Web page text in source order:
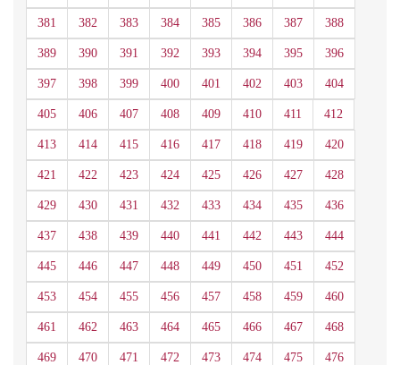
381 382 383 384 385 386 387 388
389 390 391 392 393 394 395 396
397 398 399 400 401 402 403 404
405 406 407 408 409 410 411 412
413 414 415 416 417 418 419 420
421 422 423 424 425 426 427 428
429 430 431 432 433 434 435 436
437 438 439 440 441 442 443 444
445 446 447 448 449 450 451 452
453 454 455 456 457 458 459 460
461 462 463 464 465 466 467 468
469 470 471 472 473 474 475 476